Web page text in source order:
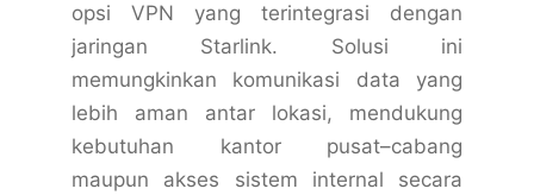
opsi VPN yang terintegrasi dengan
jaringan Starlink. Solusi ini
memungkinkan komunikasi data yang
lebih aman antar lokasi, mendukung
kebutuhan kantor pusat–cabang
maupun akses sistem internal secara